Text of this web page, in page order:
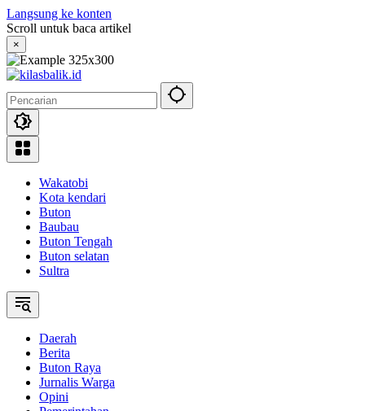
Langsung ke konten
Scroll untuk baca artikel
×
Wakatobi
Kota kendari
Buton
Baubau
Buton Tengah
Buton selatan
Sultra
Daerah
Berita
Buton Raya
Jurnalis Warga
Opini